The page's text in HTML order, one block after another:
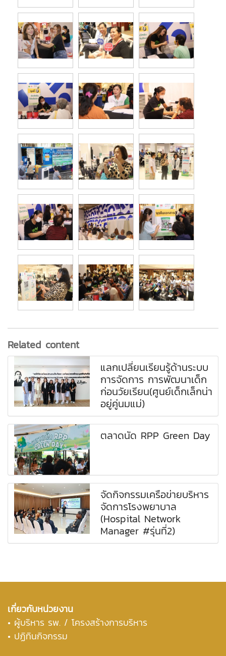
Related content
แลกเปลี่ยนเรียนรู้ด้านระบบ
การจัดการ การพัฒนาเด็ก
ก่อนวัยเรียน(ศูนย์เด็กเล็กน่า
อยู่คู่นมแม่)
ตลาดนัด RPP Green Day
จัดกิจกรรมเครือข่ายบริหาร
จัดการโรงพยาบาล
(Hospital Network
Manager #รุ่นที่2)
เกี่ยวกับหน่วยงาน
• ผู้บริหาร รพ. / โครงสร้างการบริหาร
• ปฏิทินกิจกรรม